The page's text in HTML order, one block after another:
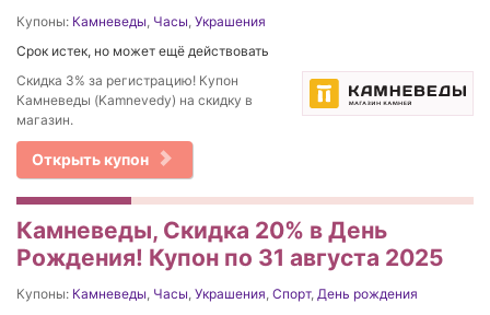
Купоны: Камневеды, Часы, Украшения
Срок истек, но может ещё действовать
Скидка 3% за регистрацию! Купон
Камневеды (Kamnevedy) на скидку в
магазин.
Открыть купон
Камневеды, Скидка 20% в День
Рождения! Купон по 31 августа 2025
Купоны: Камневеды, Часы, Украшения, Спорт, День рождения